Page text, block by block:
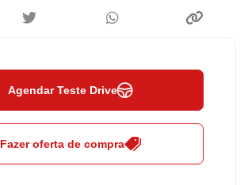
Agendar Teste Drive
Fazer oferta de compra